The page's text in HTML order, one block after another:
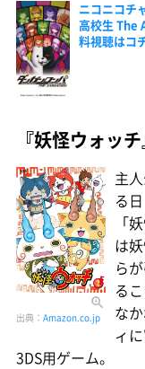
ニコニコチ
高校生
料視聴はコ
『妖怪ウォッチ
出典： Amazon.co.jp
主
る
「
は
ら
る
な
ィ
3DS用ゲーム。